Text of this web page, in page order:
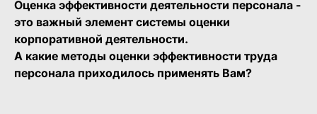
Оценка эффективности деятельности персонала -
это важный элемент системы оценки
корпоративной деятельности.
А какие методы оценки эффективности труда
персонала приходилось применять Вам?